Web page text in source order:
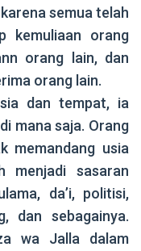
semua telah
kemuliaan orang
orang lain, dan
orang lain.
dan tempat, ia
mana saja. Orang
memandang usia
menjadi sasaran
da’i, politisi,
dan sebagainya.
wa Jalla dalam